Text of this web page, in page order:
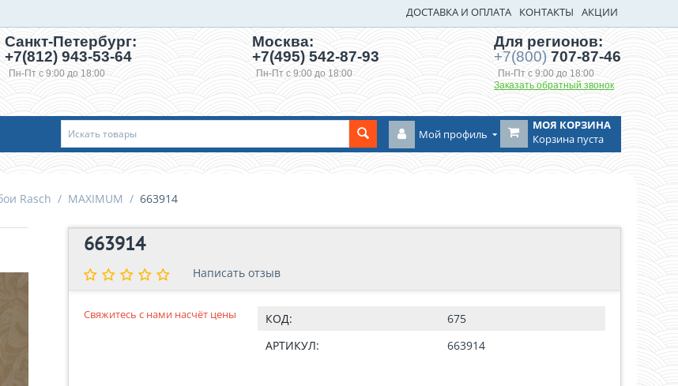
ДОСТАВКА И ОПЛАТА КОНТАКТЫ АКЦИИ
Санкт-Петербург:
+7(812) 943-53-64
Пн-Пт с 9:00 до 18:00
Москва:
+7(495)542-87-93
Пн-Пт с 9:00 до 18:00
Для регионов:
+7(800)707-87-46
Пн-Пт с 9:00 до 18:00
Заказать обратный звонок
МОЯ КОРЗИНА
Корзина пуста
Мой профиль
Rasch / MAXIMUM / 663914
663914
Написать отзыв
Свяжитесь с нами насчёт цены
Написать отзыв
КОД:
675
АРТИКУЛ:
663914